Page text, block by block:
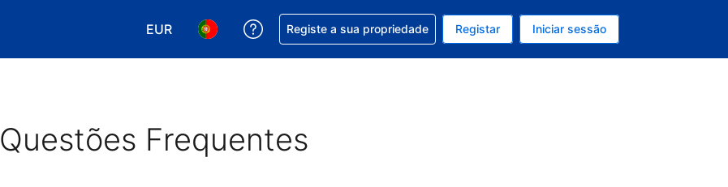
EUR
Escolha a sua moeda. A sua moeda atual é EUR
Escolha o seu idioma. O seu idioma atual é Português
Obtenha ajuda com a sua reserva
Registe a sua propriedade Registar Iniciar sessão
Questões Frequentes